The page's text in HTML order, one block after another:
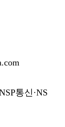
통신·NS